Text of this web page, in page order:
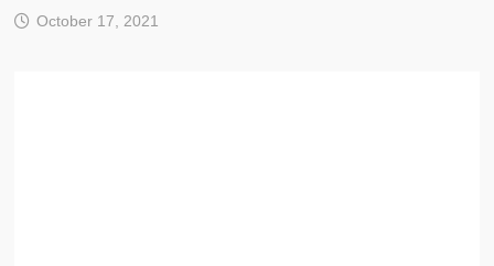
October 17, 2021